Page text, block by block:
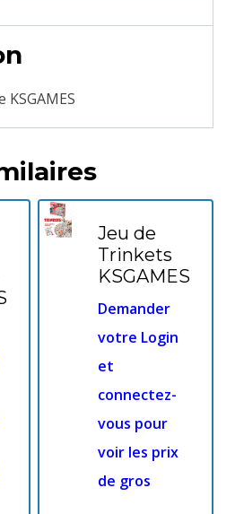
Jeu de
Trinkets
KSGAMES
Demander
votre Login
et
connectez-
vous pour
voir les prix
de gros